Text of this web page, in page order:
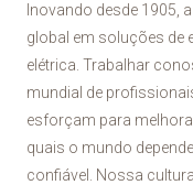
Inovando desde 1905,
global em soluções de
elétrica. Trabalhar
mundial de
esforçam para
quais o mundo
confiável. Nossa